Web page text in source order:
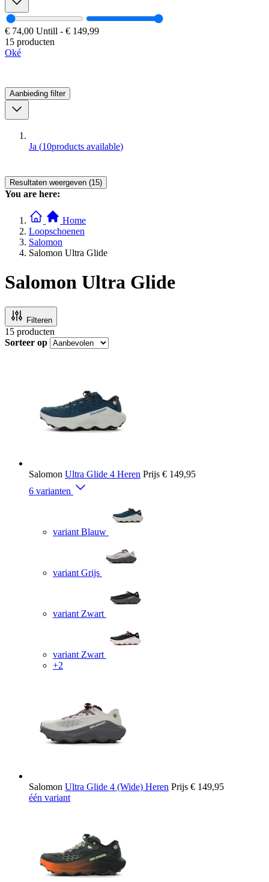
€ 74,00 Untill - € 149,99
15 producten
Oké
Aanbieding filter
Ja (10products available)
Resultaten weergeven (15)
You are here:
Home
Loopschoenen
Salomon
Salomon Ultra Glide
Salomon Ultra Glide
Filteren
15 producten
Sorteer op
Salomon Ultra Glide 4 Heren Prijs € 149,95
6 varianten
variant Blauw
variant Grijs
variant Zwart
variant Zwart
+2
Salomon Ultra Glide 4 (Wide) Heren Prijs € 149,95
één variant